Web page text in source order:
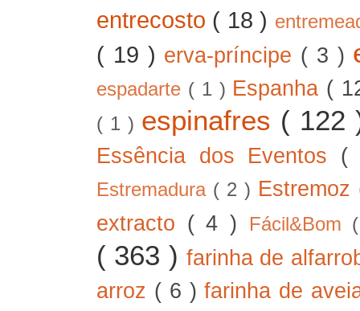
entrecosto ( 18 )
( 19 ) erva-príncipe ( 3 )
espadarte ( 1 ) Espanha (
( 1 ) espinafres (
Essência dos Eventos (
Estremadura ( 2 ) Estremoz
extracto ( 4 ) Fácil&Bom
( 363 )farinha de
arroz ( 6 )farinha de